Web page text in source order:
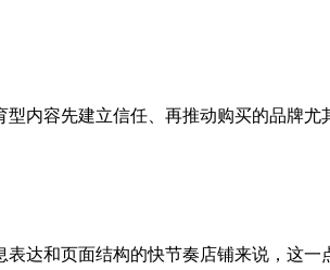
内容先建立信任、再推动购买的品牌尤
达和页面结构的快节奏店铺来说，这一